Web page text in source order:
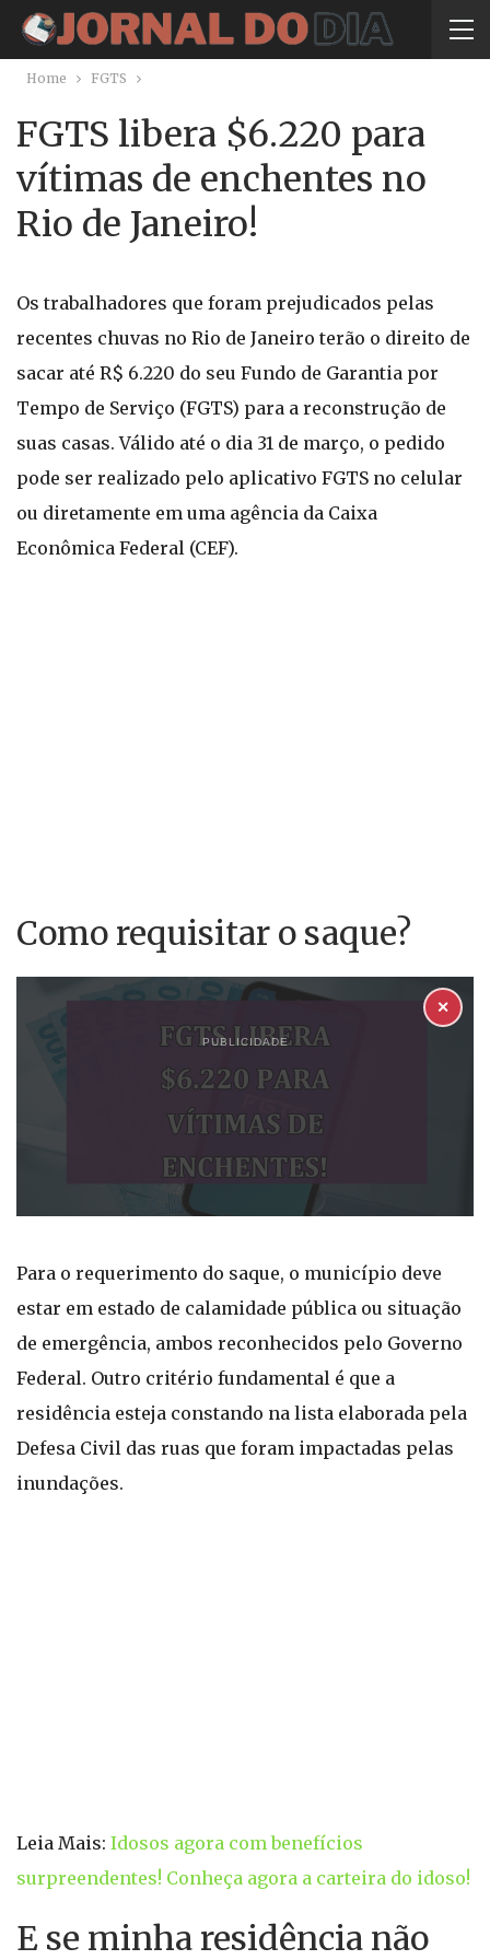
Home FGTS
FGTS libera $6.220 para
vítimas de enchentes no
Rio de Janeiro!
Os trabalhadores que foram prejudicados pelas
recentes chuvas no Rio de Janeiro terão o direito de
sacar até R$ 6.220 do seu Fundo de Garantia por
Tempo de Serviço (FGTS) para a reconstrução de
suas casas. Válido até o dia 31 de março, o pedido
pode ser realizado pelo aplicativo FGTS no celular
ou diretamente em uma agência da Caixa
Econômica Federal (CEF).
Como requisitar o saque?
PUBLICIDADE
✕
Para o requerimento do saque, o município deve
estar em estado de calamidade pública ou situação
de emergência, ambos reconhecidos pelo Governo
Federal. Outro critério fundamental é que a
residência esteja constando na lista elaborada pela
Defesa Civil das ruas que foram impactadas pelas
inundações.
Leia Mais: Idosos agora com benefícios
surpreendentes! Conheça agora a carteira do idoso!
E se minha residência não